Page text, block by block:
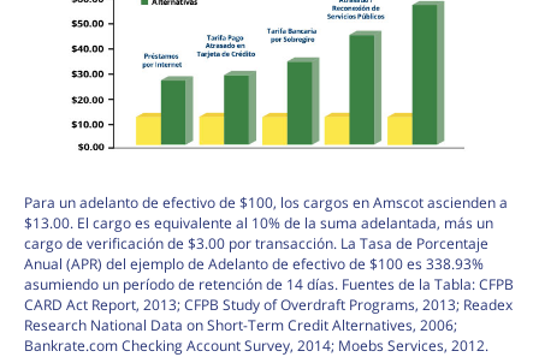
Para un adelanto de efectivo de $100, los cargos en Amscot ascienden a
$13.00. El cargo es equivalente al 10% de la suma adelantada, más un
cargo de verificación de $3.00 por transacción. La Tasa de Porcentaje
Anual (APR) del ejemplo de Adelanto de efectivo de $100 es 338.93%
asumiendo un período de retención de 14 días. Fuentes de la Tabla: CFPB
CARD Act Report, 2013; CFPB Study of Overdraft Programs, 2013; Readex
Research National Data on Short-Term Credit Alternatives, 2006;
Bankrate.com Checking Account Survey, 2014; Moebs Services, 2012.